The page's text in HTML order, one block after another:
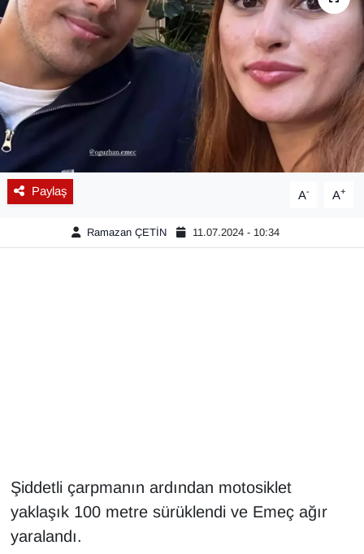
Paylaş A- A+
Ramazan ÇETİN 11.07.2024 - 10:34
Şiddetli çarpmanın ardından motosiklet
yaklaşık 100 metre sürüklendi ve Emeç ağır
yaralandı.
DÜNYA
EĞİTİM
EKONOMİ
Eleman
Emlak
En çok konuşulanlar
İngilizce
Kadın